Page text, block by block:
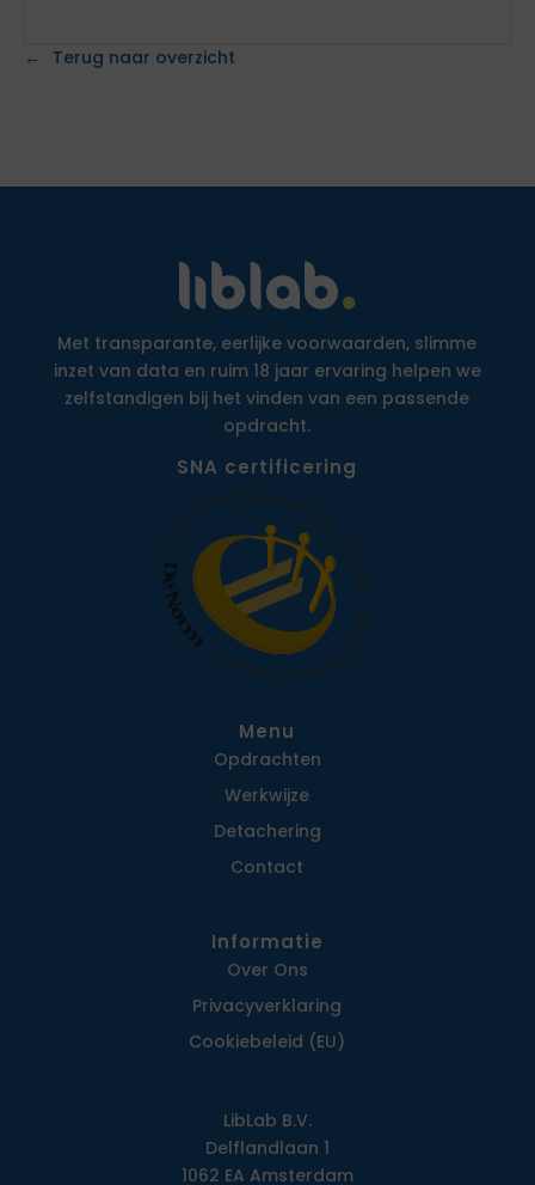
Terug naar overzicht
Met transparante, eerlijke voorwaarden, slimme
inzet van data en ruim 18 jaar ervaring helpen we
zelfstandigen bij het vinden van een passende
opdracht.
SNA certificering
Menu
Opdrachten
Werkwijze
Detachering
Contact
Informatie
Over Ons
Privacy­verklaring
Cookiebeleid (EU)
LibLab B.V.
Delflandlaan 1
1062 EA Amsterdam